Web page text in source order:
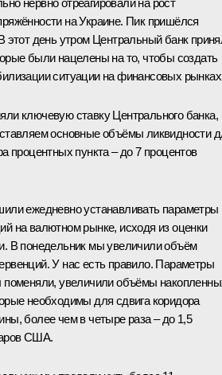
на Украине. Пик пришёлся
этот день утром Центральный банк
были нацелены на то, чтобы создать
ситуации на финансовых
ключевую ставку Центрального банка,
основные объёмы ликвидности
процентных пункта – до 7 процентов
ежедневно устанавливать параметры
на валютном рынке, исходя из оценки
В понедельник мы увеличили объём
У нас есть правило. Параметры
поменяли, увеличили объёмы
необходимы для сдвига коридора
более чем в четыре раза – до 1,5
США.